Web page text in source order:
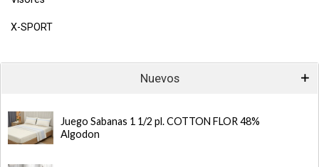
X-SPORT
Nuevos
Juego Sabanas 1 1/2 pl. COTTON FLOR 48%
Algodon